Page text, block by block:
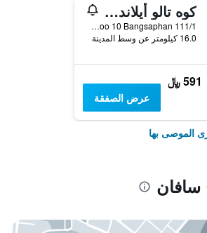
كوه تالو أيلاند ريزورت
111/1 Moo 10 Bangsaphan, بانج سافان, تايلاند
16.0 كيلومتر عن وسط المدينة
591 ﷼
عرض الصفقة
الموصى بها